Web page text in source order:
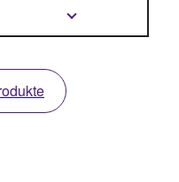
Yamaha network playe
is communicated
using smartphone /
Mehr